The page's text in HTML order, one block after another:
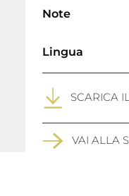
Note
Lingua
SCARICA
VAI ALLA